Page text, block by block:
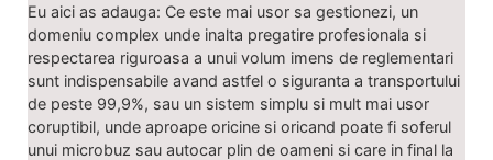
Eu aici as adauga: Ce este mai usor sa gestionezi, un
domeniu complex unde inalta pregatire profesionala si
respectarea riguroasa a unui volum imens de reglementari
sunt indispensabile avand astfel o siguranta a transportului
de peste 99,9%, sau un sistem simplu si mult mai usor
coruptibil, unde aproape oricine si oricand poate fi soferul
unui microbuz sau autocar plin de oameni si care in final la